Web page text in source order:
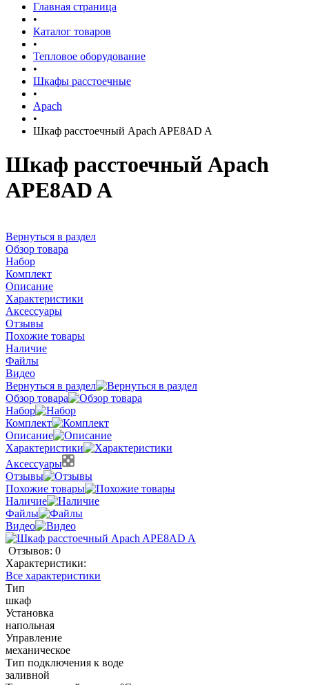
Главная страница
•
Каталог товаров
•
Тепловое оборудование
•
Шкафы расстоечные
•
Apach
•
Шкаф расстоечный Apach APE8AD A
Шкаф расстоечный Apach
APE8AD A
Вернуться в раздел
Обзор товара
Набор
Комплект
Описание
Характеристики
Аксессуары
Отзывы
Похожие товары
Наличие
Файлы
Видео
Вернуться в раздел
Обзор товара
Набор
Комплект
Описание
Характеристики
Аксессуары
Отзывы
Похожие товары
Наличие
Файлы
Видео
Отзывов: 0
Характеристики:
Все характеристики
Тип
шкаф
Установка
напольная
Управление
механическое
Тип подключения к воде
заливной